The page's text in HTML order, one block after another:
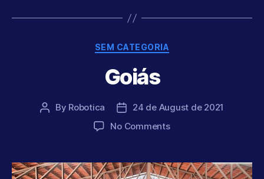
Categories
SEM CATEGORIA
Goiás
Post
By Robotica
Post
date
24 de August de 2021
No Commentson